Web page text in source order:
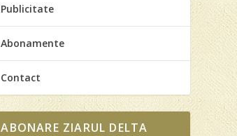
Publicitate
Abonamente
Contact
ABONARE ZIARUL DELTA